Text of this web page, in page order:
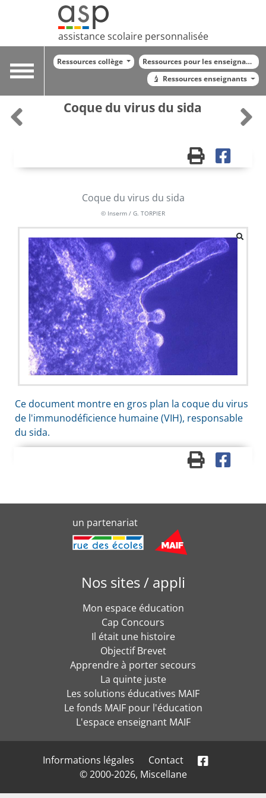
assistance scolaire personnalisée
Toggle
Ressources collège
Ressources pour les enseignants
Ressources enseignants
Coque du virus du sida
Coque du virus du sida
© Inserm / G. TORPIER
Ce document montre en gros plan la coque du virus
de l'immunodéficience humaine (VIH), responsable
du sida.
un partenariat
Nos sites / appli
Mon espace éducation
Cap Concours
Il était une histoire
Objectif Brevet
Apprendre à porter secours
La quinte juste
Les solutions éducatives MAIF
Le fonds MAIF pour l'éducation
L'espace enseignant MAIF
Informations légales
Contact
© 2000-2026, Miscellane